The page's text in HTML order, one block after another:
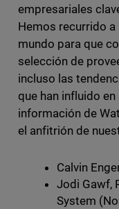
empresariales
Hemos recurrido
mundo para que
selección de
incluso las
que han influido
información de
el anfitrión de
Calvin
Jodi Gawf,
System